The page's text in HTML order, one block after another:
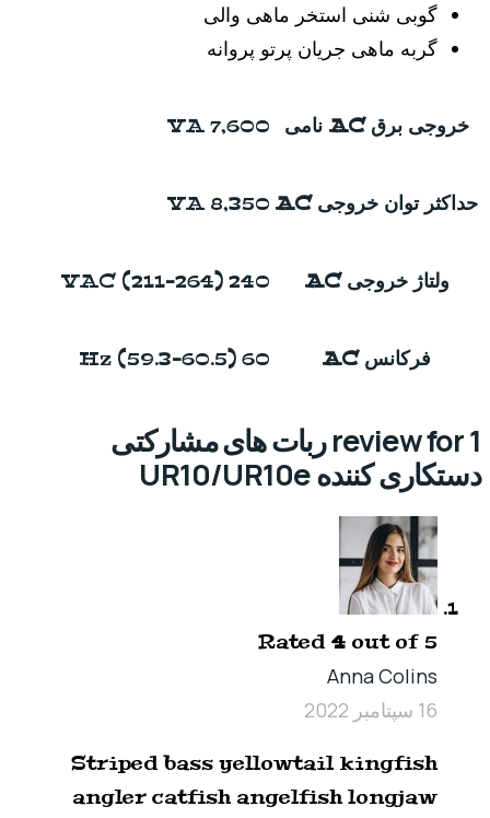
گوبی شنی استخر ماهی والی
گربه ماهی جریان پرتو پروانه
خروجی برق AC نامی 7,600 VA
حداکثر توان خروجی AC 8,350 VA
ولتاژ خروجی AC 240 VAC (211-264)
فرکانس AC 60 Hz (59.3-60.5)
1 review for
ربات های مشارکتی
دستکاری کننده UR10/UR10e
Rated 4 out of 5
Anna Colins
16 سپتامبر 2022
Striped bass yellowtail kingfish
angler catfish angelfish longjaw